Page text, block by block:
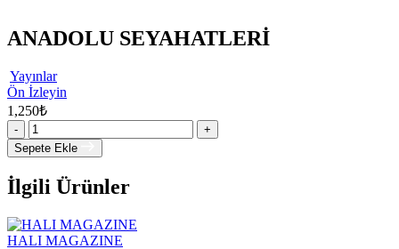
ANADOLU SEYAHATLERİ
Yayınlar
Ön İzleyin
1,250₺
-
+
Sepete Ekle
İlgili Ürünler
HALI MAGAZINE